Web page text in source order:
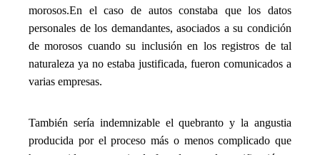
morosos.En el caso de autos constaba que los datos
personales de los demandantes, asociados a su condición
de morosos cuando su inclusión en los registros de tal
naturaleza ya no estaba justificada, fueron comunicados a
varias empresas.
También sería indemnizable el quebranto y la angustia
producida por el proceso más o menos complicado que